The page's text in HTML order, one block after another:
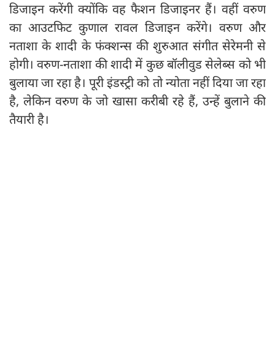
डिजाइन करेंगी क्योंकि वह फैशन डिजाइनर हैं। वहीं वरुण
का आउटफिट कुणाल रावल डिजाइन करेंगे। वरुण और
नताशा के शादी के फंक्शन्स की शुरुआत संगीत सेरेमनी से
होगी। वरुण-नताशा की शादी में कुछ बॉलीवुड सेलेब्स को भी
बुलाया जा रहा है। पूरी इंडस्ट्री को तो न्योता नहीं दिया जा रहा
है, लेकिन वरुण के जो खासा करीबी रहे हैं, उन्हें बुलाने की
तैयारी है।